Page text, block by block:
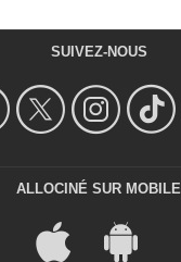
SUIVEZ-NOUS
ALLOCINÉ SUR MOBILE